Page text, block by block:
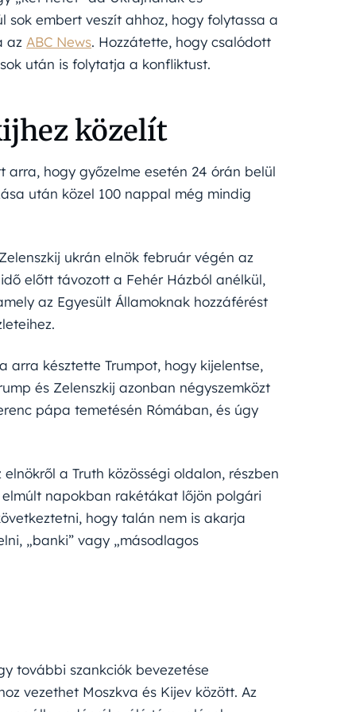
sok embert veszít ahhoz, hogy folytassa a
az ABC News. Hozzátette, hogy csalódott
után is folytatja a konfliktust.
közelít
hogy győzelme esetén 24 órán belül
után közel 100 nappal még mindig
ukrán elnök február végén az
előtt távozott a Fehér Házból anélkül,
az Egyesült Államoknak hozzáférést
arra késztette Trumpot, hogy kijelentse,
és Zelenszkij azonban négyszemközt
pápa temetésén Rómában, és úgy
a Truth közösségi oldalon, részben
napokban rakétákat lőjön polgári
hogy talán nem is akarja
„banki” vagy „másodlagos
további szankciók bevezetése
vezethet Moszkva és Kijev között. Az